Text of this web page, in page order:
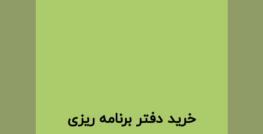
خرید دفتر برنامه ریزی